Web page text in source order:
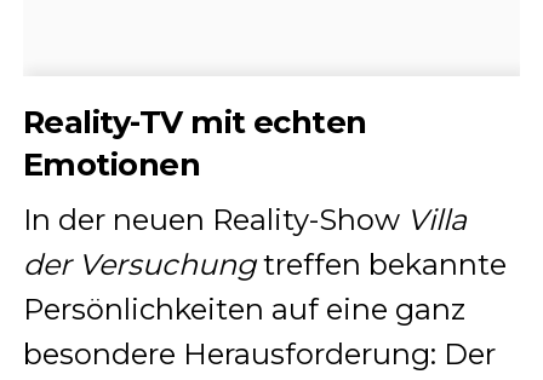
Reality-TV mit echten
Emotionen
In der neuen Reality-Show Villa
der Versuchungtreffen bekannte
Persönlichkeiten auf eine ganz
besondere Herausforderung: Der